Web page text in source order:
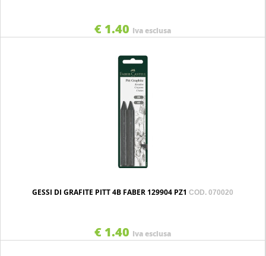
€ 1.40 Iva esclusa
GESSI DI GRAFITE PITT 4B FABER 129904 PZ1 COD. 070020
€ 1.40 Iva esclusa